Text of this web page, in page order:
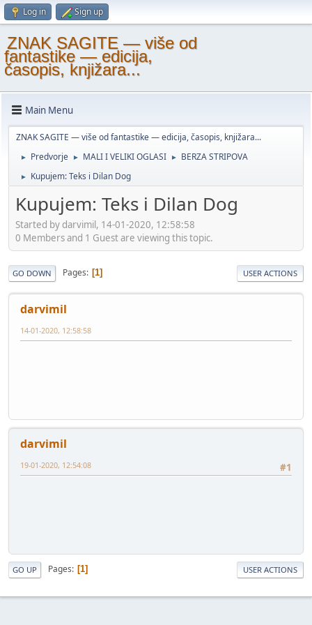
Log in Sign up
ZNAK SAGITE — više od
fantastike — edicija,
časopis, knjižara...
Main Menu
ZNAK SAGITE — više od fantastike — edicija, časopis, knjižara...
► Predvorje ► MALI I VELIKI OGLASI ► BERZA STRIPOVA
► Kupujem: Teks i Dilan Dog
Kupujem: Teks i Dilan Dog
Started by darvimil, 14-01-2020, 12:58:58
0 Members and 1 Guest are viewing this topic.
GO DOWN Pages 1 USER ACTIONS
darvimil
14-01-2020, 12:58:58
darvimil
#1
19-01-2020, 12:54:08
GO UP Pages 1 USER ACTIONS